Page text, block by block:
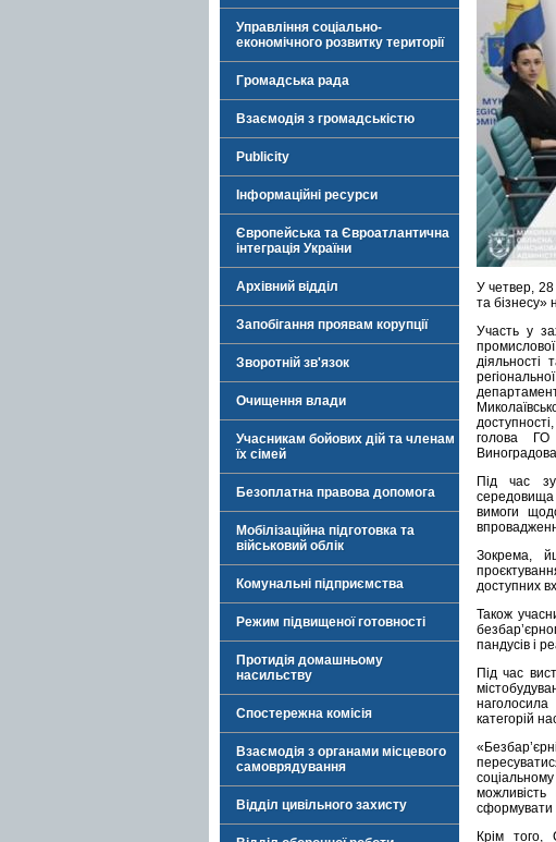
Управління соціально-
економічного розвитку території
Громадська рада
Взаємодія з громадськістю
Publicity
Інформаційні ресурси
Європейська та Євроатлантична
інтеграція України
Архівний відділ
Запобігання проявам корупції
Зворотній зв'язок
Очищення влади
Учасникам бойових дій та членам
їх сімей
Безоплатна правова допомога
Мобілізаційна підготовка та
військовий облік
Комунальні підприємства
Режим підвищеної готовності
Протидія домашньому
насильству
Спостережна комісія
Взаємодія з органами місцевого
самоврядування
Відділ цивільного захисту
У четвер, 28
та бізнесу»
Участь у
діяльності
голова ГО
Під час
середовища
вимоги
Зокрема,
доступних
Також
пандусів і
Під час
категорій
можливість
сформувати
Крім того,